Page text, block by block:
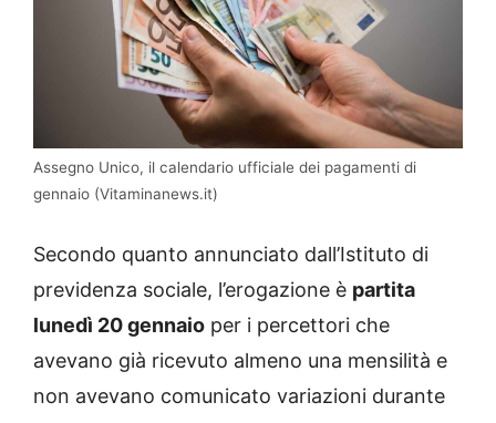
Assegno Unico, il calendario ufficiale dei pagamenti di
gennaio (Vitaminanews.it)
Secondo quanto annunciato dall’Istituto di
previdenza sociale, l’erogazione è partita
lunedì 20 gennaio per i percettori che
avevano già ricevuto almeno una mensilità e
non avevano comunicato variazioni durante